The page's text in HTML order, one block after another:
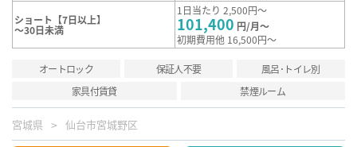
ショート【7日以上】
～30日未満
1日当たり 2,500円～
101,400 円/月～
初期費用他 16,500円～
オートロック 保証人不要
風呂･トイレ別
家具付賃貸
禁煙ルーム
宮城県 仙台市宮城野区